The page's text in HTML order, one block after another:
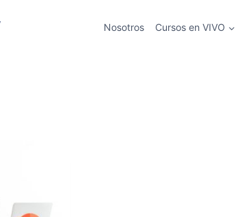
Nosotros Cursos en VIVO